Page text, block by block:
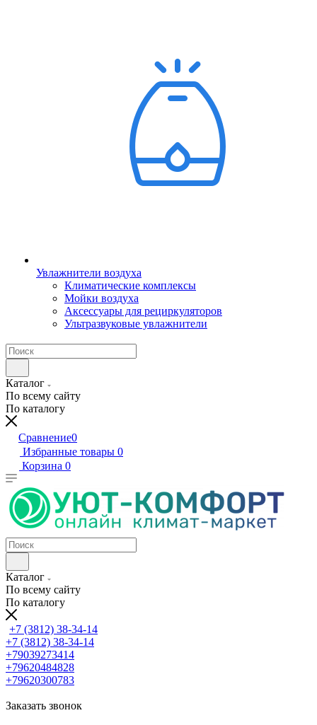
Увлажнители воздуха
Климатические комплексы
Мойки воздуха
Аксессуары для рециркуляторов
Ультразвуковые увлажнители
Каталог
По всему сайту
По каталогу
Сравнение0
Избранные товары 0
Корзина 0
Каталог
По всему сайту
По каталогу
+7 (3812) 38-34-14
+7 (3812) 38-34-14
+79039273414
+79620484828
+79620300783
Заказать звонок